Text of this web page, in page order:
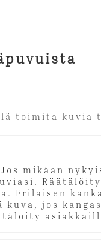
toimita kuvia
mikään
Erilaisen
kuva, jos